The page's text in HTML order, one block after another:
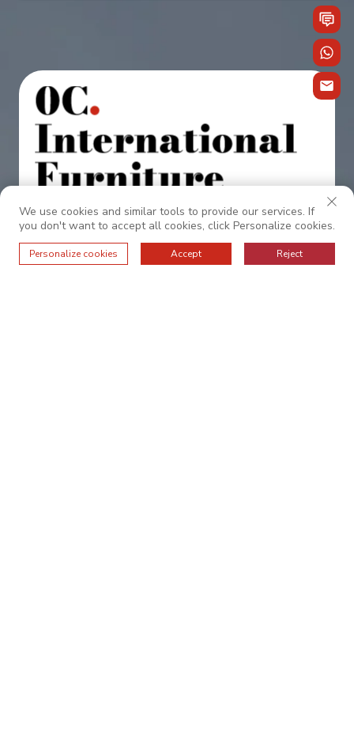
Συνεργαστείτε μαζί μας για εξαιρετικές
υπηρεσίες.
We use cookies and similar tools to provide our services. If
you don't want to accept all cookies, click Personalize cookies.
Personalize cookies Accept Reject